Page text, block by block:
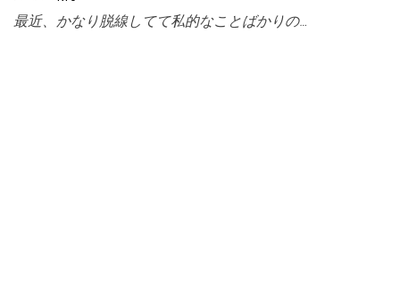
最近、かなり脱線してて私的なことばかりの…